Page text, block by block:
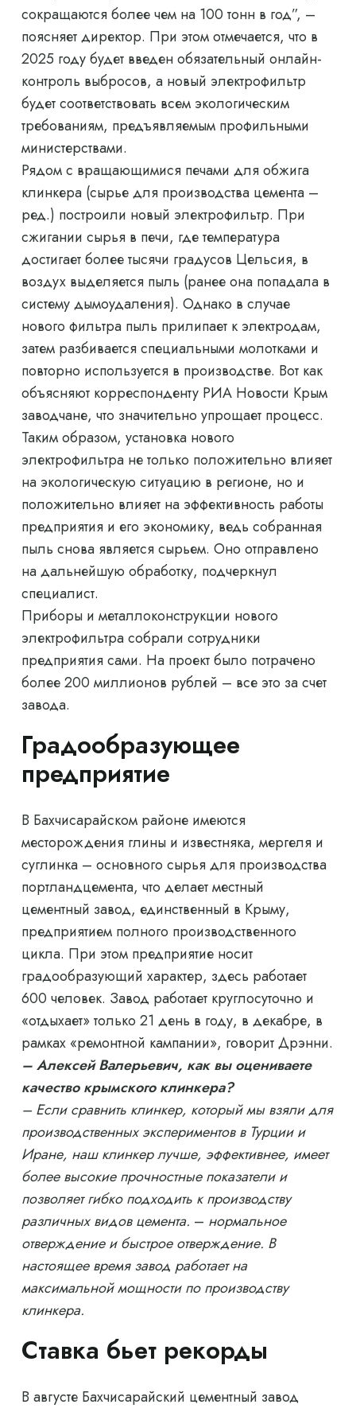
сокращаются более чем на 100 тонн в год”, –
поясняет директор. При этом отмечается, что в
2025 году будет введен обязательный онлайн-
контроль выбросов, а новый электрофильтр
будет соответствовать всем экологическим
требованиям, предъявляемым профильными
министерствами.
Рядом с вращающимися печами для обжига
клинкера (сырье для производства цемента –
ред.) построили новый электрофильтр. При
сжигании сырья в печи, где температура
достигает более тысячи градусов Цельсия, в
воздух выделяется пыль (ранее она попадала в
систему дымоудаления). Однако в случае
нового фильтра пыль прилипает к электродам,
затем разбивается специальными молотками и
повторно используется в производстве. Вот как
объясняют корреспонденту РИА Новости Крым
заводчане, что значительно упрощает процесс.
Таким образом, установка нового
электрофильтра не только положительно влияет
на экологическую ситуацию в регионе, но и
положительно влияет на эффективность работы
предприятия и его экономику, ведь собранная
пыль снова является сырьем. Оно отправлено
на дальнейшую обработку, подчеркнул
специалист.
Приборы и металлоконструкции нового
электрофильтра собрали сотрудники
предприятия сами. На проект было потрачено
более 200 миллионов рублей – все это за счет
завода.
Градообразующее
предприятие
В Бахчисарайском районе имеются
месторождения глины и известняка, мергеля и
суглинка – основного сырья для производства
портландцемента, что делает местный
цементный завод, единственный в Крыму,
предприятием полного производственного
цикла. При этом предприятие носит
градообразующий характер, здесь работает
600 человек. Завод работает круглосуточно и
«отдыхает» только 21 день в году, в декабре, в
рамках «ремонтной кампании», говорит Дрэнни.
– Алексей Валерьевич, как вы оцениваете
качество крымского клинкера?
– Если сравнить клинкер, который мы взяли для
производственных экспериментов в Турции и
Иране, наш клинкер лучше, эффективнее, имеет
более высокие прочностные показатели и
позволяет гибко подходить к производству
различных видов цемента. – нормальное
отверждение и быстрое отверждение. В
настоящее время завод работает на
максимальной мощности по производству
клинкера.
Ставка бьет рекорды
В августе Бахчисарайский цементный завод